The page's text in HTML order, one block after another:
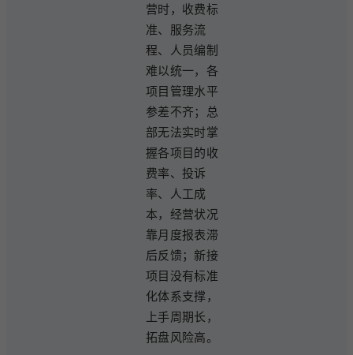
营时，收费标
准、服务流
程、人员编制
难以统一，各
项目管理水平
参差不齐；总
部无法实时掌
握各项目的收
费率、投诉
率、人工成
本，经营状况
靠月度报表滞
后反馈；新接
项目没有标准
化体系支撑，
上手周期长，
拓盘风险高。